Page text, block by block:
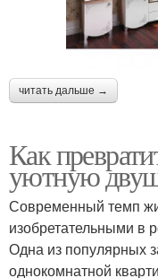
читать дальше →
Как
уютную
Современный темп
изобретательными
Одна из популярных
однокомнатной